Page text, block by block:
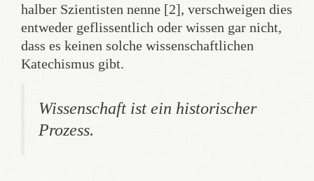
halber Szientisten nenne [2], verschweigen dies
entweder geflissentlich oder wissen gar nicht,
dass es keinen solche wissenschaftlichen
Katechismus gibt.
Wissenschaft ist ein historischer
Prozess.